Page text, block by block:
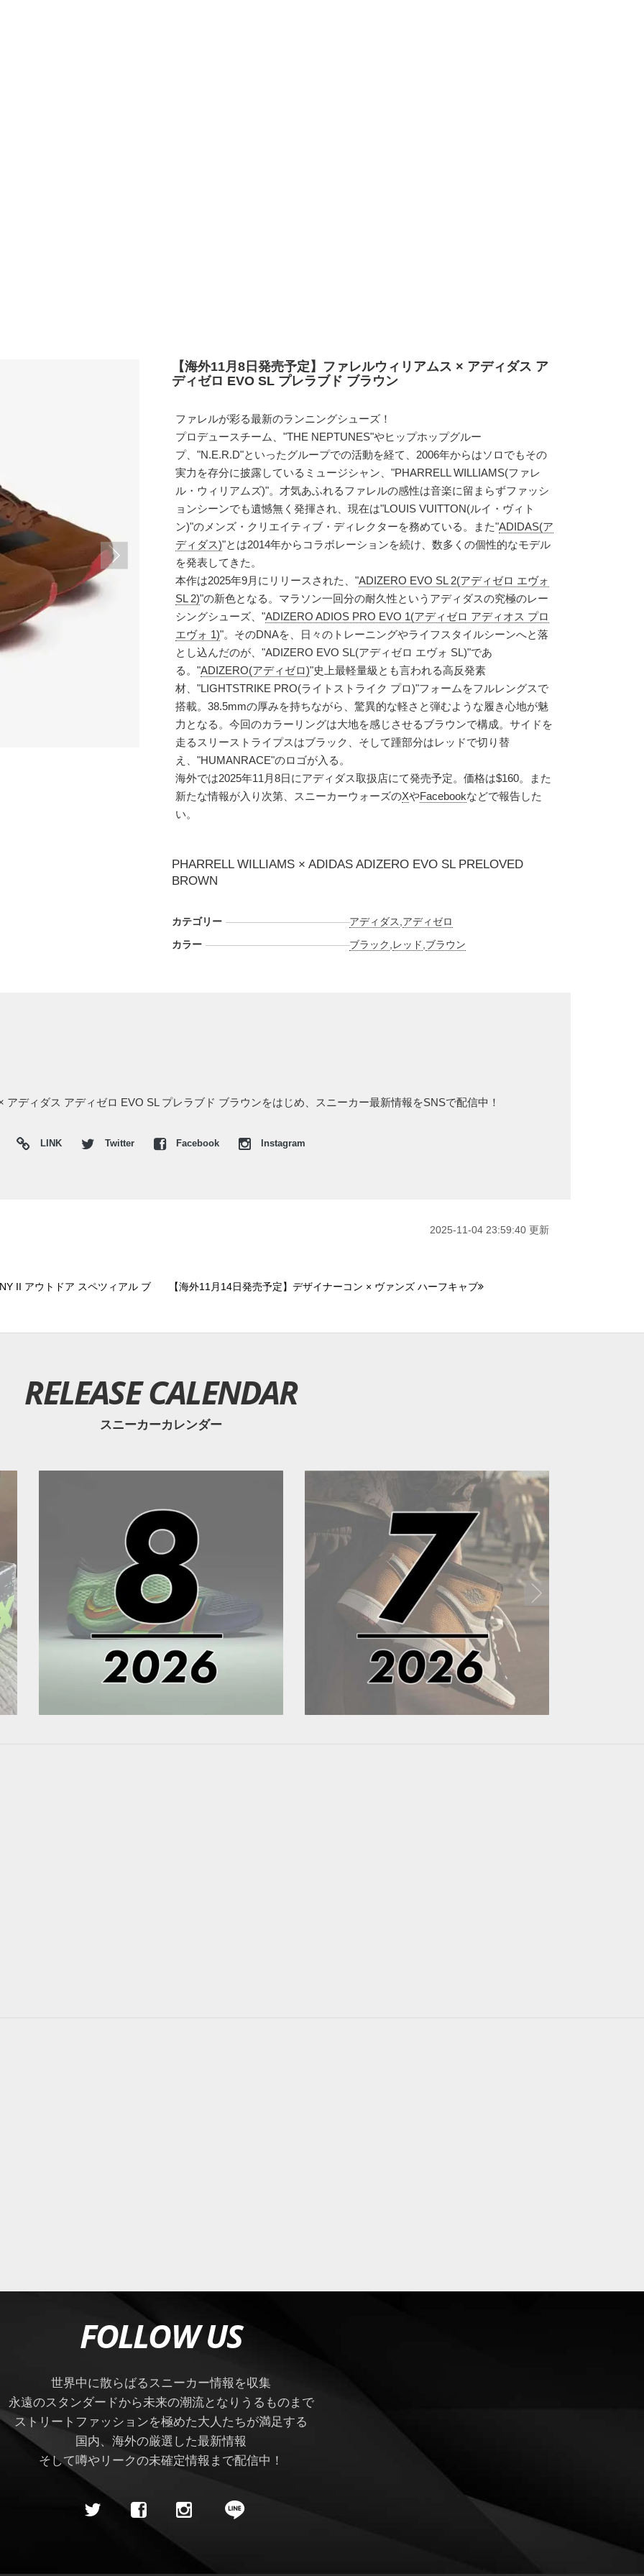
【海外11月8日発売予定】ファレルウィリアムス × アディダス ア
ディゼロ EVO SL プレラブド ブラウン
ファレルが彩る最新のランニングシューズ！
プロデュースチーム、"THE NEPTUNES"やヒップホップグルー
プ、"N.E.R.D"といったグループでの活動を経て、2006年からはソロでもその
実力を存分に披露しているミュージシャン、"PHARRELL WILLIAMS(ファレ
ル・ウィリアムズ)"。才気あふれるファレルの感性は音楽に留まらずファッシ
ョンシーンでも遺憾無く発揮され、現在は"LOUIS VUITTON(ルイ・ヴィト
ン)"のメンズ・クリエイティブ・ディレクターを務めている。また"ADIDAS(ア
ディダス)"とは2014年からコラボレーションを続け、数多くの個性的なモデル
を発表してきた。
本作は2025年9月にリリースされた、"ADIZERO EVO SL 2(アディゼロ エヴォ
SL 2)"の新色となる。マラソン一回分の耐久性というアディダスの究極のレー
シングシューズ、"ADIZERO ADIOS PRO EVO 1(アディゼロ アディオス プロ
エヴォ 1)"。そのDNAを、日々のトレーニングやライフスタイルシーンへと落
とし込んだのが、"ADIZERO EVO SL(アディゼロ エヴォ SL)"であ
る。"ADIZERO(アディゼロ)"史上最軽量級とも言われる高反発素
材、"LIGHTSTRIKE PRO(ライトストライク プロ)"フォームをフルレングスで
搭載。38.5mmの厚みを持ちながら、驚異的な軽さと弾むような履き心地が魅
力となる。今回のカラーリングは大地を感じさせるブラウンで構成。サイドを
走るスリーストライプスはブラック、そして踵部分はレッドで切り替
え、"HUMANRACE"のロゴが入る。
海外では2025年11月8日にアディダス取扱店にて発売予定。価格は$160。また
新たな情報が入り次第、スニーカーウォーズのXやFacebookなどで報告した
い。
PHARRELL WILLIAMS × ADIDAS ADIZERO EVO SL PRELOVED
BROWN
カテゴリー アディダス アディゼロ
カラー
ブラック レッド ブラウン
ディダス アディゼロ EVO SL プレラブド ブラウンをはじめ、スニーカー最新情報をSNSで配信中！
LINK Twitter Facebook Instagram
2025-11-04 23:59:40 更新
II アウトドア スペツィアル ブ 【海外11月14日発売予定】デザイナーコン × ヴァンズ ハーフキャブ
RELEASE CALENDAR
スニーカーカレンダー
FOLLOW US
世界中に散らばるスニーカー情報を収集
永遠のスタンダードから未来の潮流となりうるものまで
ストリートファッションを極めた大人たちが満足する
国内、海外の厳選した最新情報
そして噂やリークの未確定情報まで配信中！